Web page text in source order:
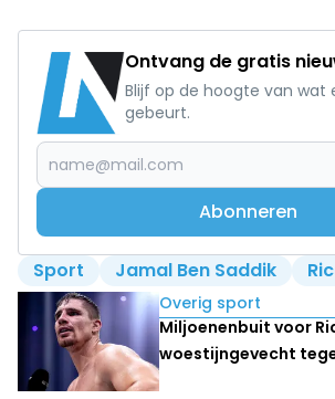
Ontvang de gratis
Blijf op de hoogte van wat
gebeurt.
Abonneren
Sport Jamal Ben Saddik
Lees ook
Overig sport
Miljoenenbuit voor
woestijngevecht